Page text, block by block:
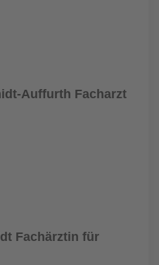
Auffurth Facharzt
Fachärztin für